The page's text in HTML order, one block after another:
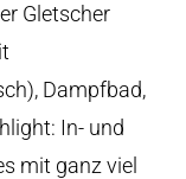
Gletscher
Dampfbad,
In- und
mit ganz viel